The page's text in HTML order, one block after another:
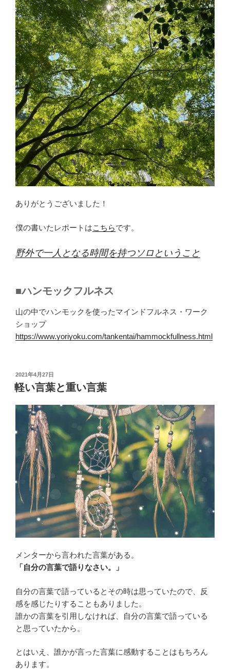
ありがとうございました！
僕の書いたレポートはこちらです。
野外で一人となる時間を持つソロということ
■ハンモックフルネス
山の中でハンモックを使ったマインドフルネス・ワーク
ショップ
https://www.yoriyoku.com/tankentai/hammockfullness.html
投
稿
日:
2021年4月27日
軽い言葉と重い言葉
メンターから言われた言葉がある。
「自分の言葉で語りなさい。」
自分の言葉で語っているとその時は思っていたので、反
感を感じたりすることもありました。
誰かの言葉を引用しなければ、自分の言葉で語っている
と思っていたから。
とはいえ、誰かが言った言葉に感動することはもちろん
あります。